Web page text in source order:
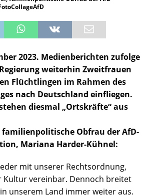
2023. Medienberichten zufolge
weiterhin Zweitfrauen
Flüchtlingen im Rahmen des
nach Deutschland einfliegen.
diesmal „Ortskräfte“ aus
Obfrau der AfD-
Mariana Harder-Kühnel:
mit unserer Rechtsordnung,
Kultur vereinbar. Dennoch breitet
unserem Land immer weiter aus.